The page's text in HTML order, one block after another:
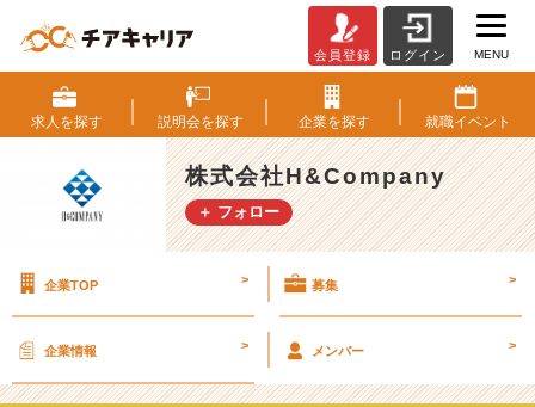
0
問
1
0
答
(後
b
ケ
会員登録 ログイン MENU
求人を探す 説明会を探す 企業を探す 就職イベント
株式会社H&Company
＋ フォロー
企業TOP > 募集 >
企業情報 > メンバー >